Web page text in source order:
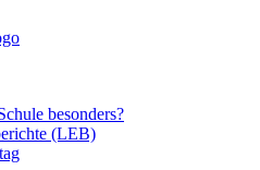
besonders?
(LEB)